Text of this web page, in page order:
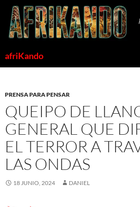
Saltar
contenido
afriKando
PRENSA PARA PENSAR
QUEIPO DE
GENERAL QUE
EL TERROR A
LAS ONDAS
18 JUNIO, 2024 DANIEL